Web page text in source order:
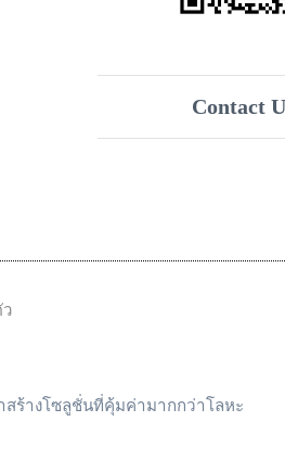
Contact
สร้างโซลูชั่นที่คุ้มค่ามากกว่าโลหะ